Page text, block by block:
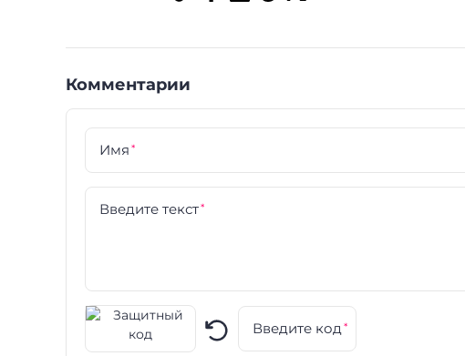
Комментарии
Имя *
Введите текст*
Введите код*